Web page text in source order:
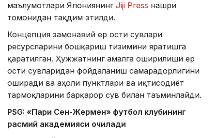
маълумотлари Япониянинг Jiji Press нашри
томонидан тақдим этилди.
Концепция замонавий ер ости сувлари
ресурсларини бошқариш тизимини яратишга
қаратилган. Ҳужжатнинг амалга оширилиши ер
ости сувларидан фойдаланиш самарадорлигини
оширади ва аҳоли пунктлари ва иқтисодиёт
тармоқларини барқарор сув билан таъминлайди.
PSG: «Пари Сен-Жермен» футбол клубининг
расмий академияси очилади